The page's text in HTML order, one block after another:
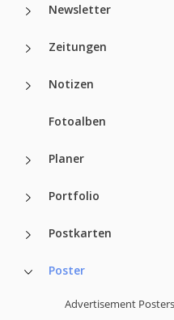
Newsletter
Zeitungen
Notizen
Fotoalben
Planer
Portfolio
Postkarten
Poster
Advertisement Posters